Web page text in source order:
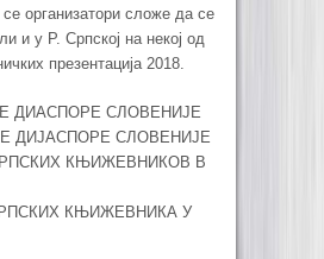
се организатори сложе да се
и у Р. Српској на некој од
презентација 2018.
ДИАСПОРЕ СЛОВЕНИЈЕ
ДИЈАСПОРЕ СЛОВЕНИЈЕ
КЊИЖЕВНИКОВ В
КЊИЖЕВНИКА У